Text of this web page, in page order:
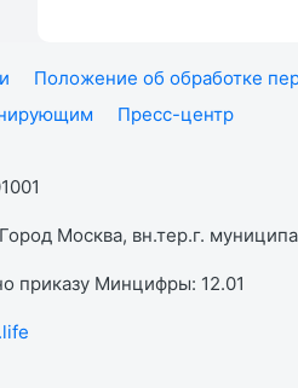
Положение об обработке
Пресс-центр
Москва, вн.тер.г.
приказу Минцифры: 12.01